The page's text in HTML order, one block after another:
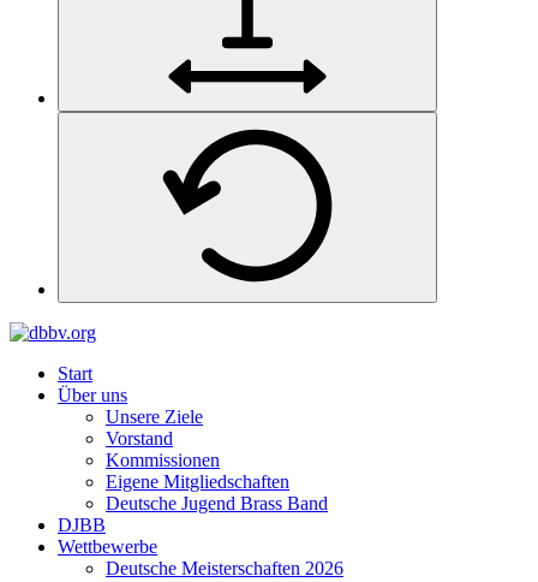
Start
Über uns
Unsere Ziele
Vorstand
Kommissionen
Eigene Mitgliedschaften
Deutsche Jugend Brass Band
DJBB
Wettbewerbe
Deutsche Meisterschaften 2026